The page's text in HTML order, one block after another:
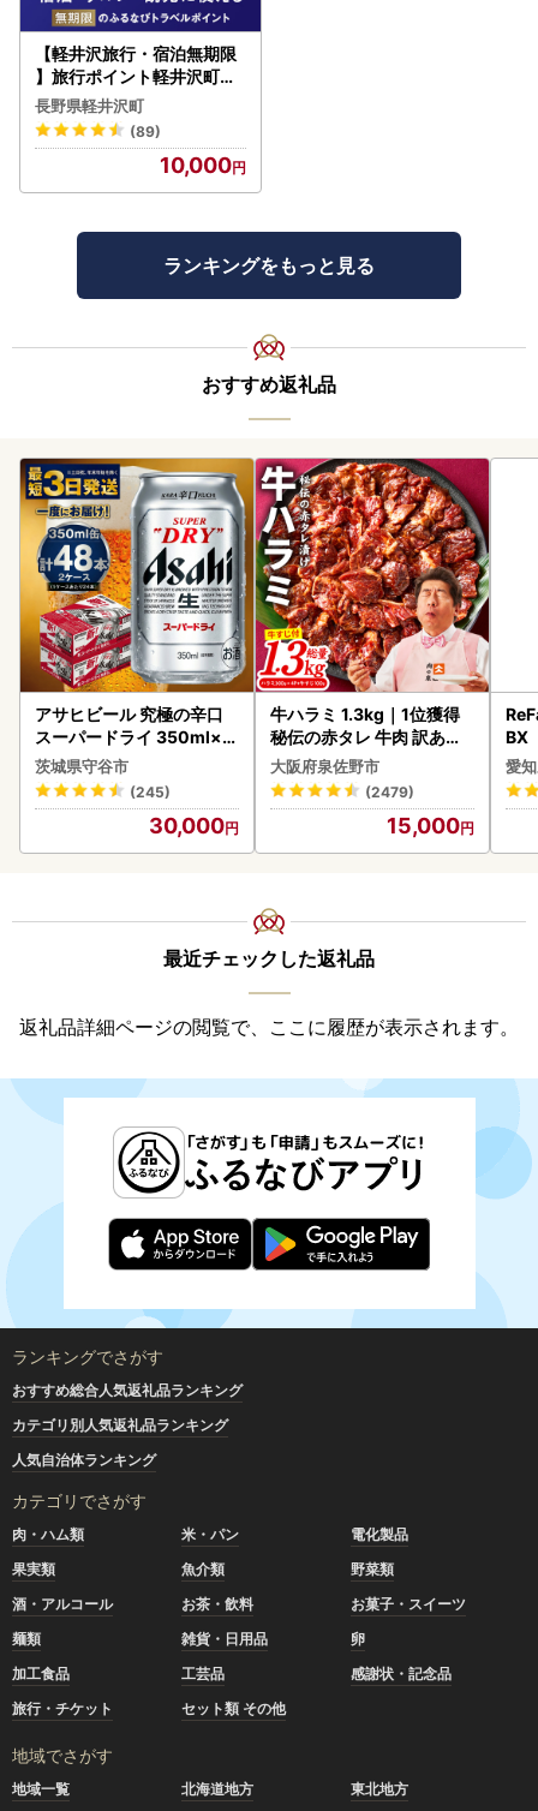
【軽井沢旅行・宿泊無期限
】旅行ポイント軽井沢町ふ
るなびトラベルポイント
長野県軽井沢町
(89)
10,000
ランキングをもっと見る
おすすめ返礼品
アサヒビール 究極の辛口
スーパードライ 350ml×4
8本 ビール
茨城県守谷市
(245)
30,000
牛ハラミ 1.3kg｜1位獲得
秘伝の赤タレ 牛肉 訳あり
焼肉 BBQ
大阪府泉佐野市
(2479)
15,000
BX
ー
ファ
愛
最近チェックした返礼品
返礼品詳細ページの閲覧で、ここに履歴が表示されます。
ランキングでさがす
おすすめ総合人気返礼品ランキング
カテゴリ別人気返礼品ランキング
人気自治体ランキング
カテゴリでさがす
肉・ハム類 米・パン
電化製品
果実類
魚介類
野菜類
酒・アルコール
お茶・飲料
お菓子・スイーツ
麺類
雑貨・日用品
卵
加工食品
工芸品
感謝状・記念品
旅行・チケット
セット類 その他
地域でさがす
地域一覧 北海道地方
東北地方